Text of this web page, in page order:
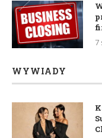
7
WYWIADY